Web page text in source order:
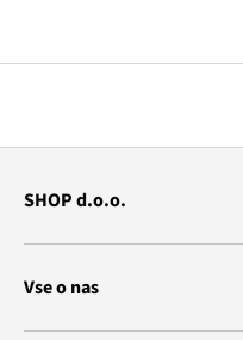
SHOP d.o.o.
Vse o nas